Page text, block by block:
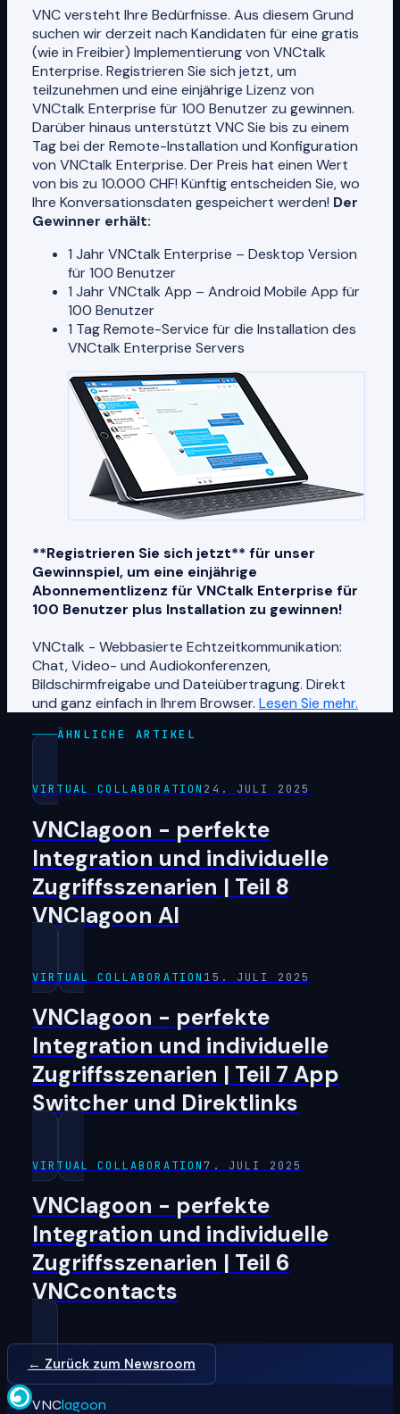
VNC versteht Ihre Bedürfnisse. Aus diesem Grund
suchen wir derzeit nach Kandidaten für eine gratis
(wie in Freibier) Implementierung von VNCtalk
Enterprise. Registrieren Sie sich jetzt, um
teilzunehmen und eine einjährige Lizenz von
VNCtalk Enterprise für 100 Benutzer zu gewinnen.
Darüber hinaus unterstützt VNC Sie bis zu einem
Tag bei der Remote-Installation und Konfiguration
von VNCtalk Enterprise. Der Preis hat einen Wert
von bis zu 10.000 CHF! Künftig entscheiden Sie, wo
Ihre Konversationsdaten gespeichert werden! Der
Gewinner erhält:
1 Jahr VNCtalk Enterprise – Desktop Version
für 100 Benutzer
1 Jahr VNCtalk App – Android Mobile App für
100 Benutzer
1 Tag Remote-Service für die Installation des
VNCtalk Enterprise Servers
**Registrieren Sie sich jetzt** für unser
Gewinnspiel, um eine einjährige
Abonnementlizenz für VNCtalk Enterprise für
100 Benutzer plus Installation zu gewinnen!
VNCtalk - Webbasierte Echtzeitkommunikation:
Chat, Video- und Audiokonferenzen,
Bildschirmfreigabe und Dateiübertragung. Direkt
und ganz einfach in Ihrem Browser. Lesen Sie mehr.
ÄHNLICHE ARTIKEL
VIRTUAL COLLABORATION 24. JULI 2025
VNClagoon - perfekte
Integration und individuelle
Zugriffsszenarien | Teil 8
VNClagoon AI
VIRTUAL COLLABORATION 15. JULI 2025
VNClagoon - perfekte
Integration und individuelle
Zugriffsszenarien | Teil 7 App
Switcher und Direktlinks
VIRTUAL COLLABORATION 7. JULI 2025
VNClagoon - perfekte
Integration und individuelle
Zugriffsszenarien | Teil 6
VNCcontacts
← Zurück zum Newsroom
VNClagoon